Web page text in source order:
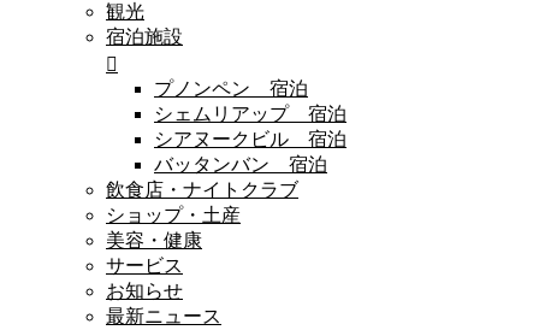
観光
宿泊施設
プノンペン 宿泊
シェムリアップ 宿泊
シアヌークビル 宿泊
バッタンバン 宿泊
飲食店・ナイトクラブ
ショップ・土産
美容・健康
サービス
お知らせ
最新ニュース